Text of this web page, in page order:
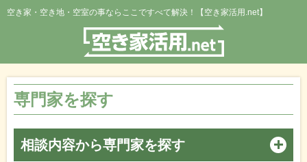
空き家・空き地・空室の事ならここですべて解決！【空き家活用.net】
専門家を探す
相談内容から専門家を探す